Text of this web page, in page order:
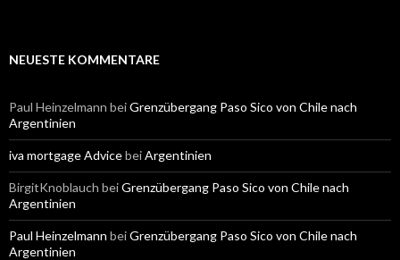
NEUESTE KOMMENTARE
Paul Heinzelmann beiGrenzübergang Paso Sico von Chile nach
Argentinien
iva mortgage AdvicebeiArgentinien
BirgitKnoblauch beiGrenzübergang Paso Sico von Chile nach
Argentinien
Paul Heinzelmann beiGrenzübergang Paso Sico von Chile nach
Argentinien